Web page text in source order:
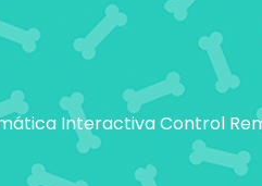
Interactiva Control